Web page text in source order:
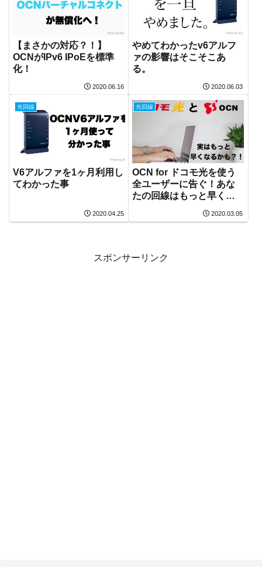
【まさかの対応？！】
OCNがIPv6 IPoEを標準
化！
2020.06.16
やめてわかったv6アルフ
ァの影響はそこそこあ
る。
2020.06.03
光回線
V6アルファを1ヶ月利用し
てわかった事
2020.04.25
光回線
OCN for ドコモ光を使う
全ユーザーに告ぐ！あな
たの回線はもっと早くな
2020.03.05
スポンサーリンク